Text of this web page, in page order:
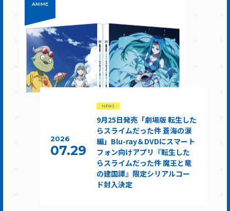
ANIME
2026
07.29
NEWS
9月25日発売「劇場版 転生した
らスライムだった件 蒼海の涙
編」Blu-ray＆DVDにスマート
フォン向けアプリ『転生した
らスライムだった件 魔王と竜
の建国譚』限定シリアルコー
ド封入決定